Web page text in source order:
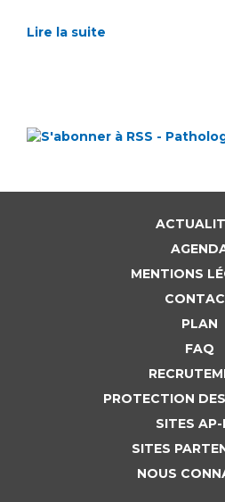
Lire la suite
MENTIONS
PLAN
FAQ
PROTECTION
SITES AP-
SITES
NOUS